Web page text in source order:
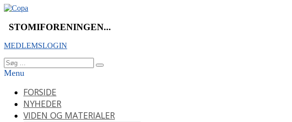
Videre
indhold
STOMIFORENINGEN...
MEDLEMSLOGIN
Søg
efter:
Søg
Menu
FORSIDE
NYHEDER
VIDEN OG MATERIALER